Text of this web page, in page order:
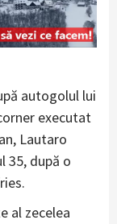
autogolul lui
executat
Lautaro
35, după o
al zecelea